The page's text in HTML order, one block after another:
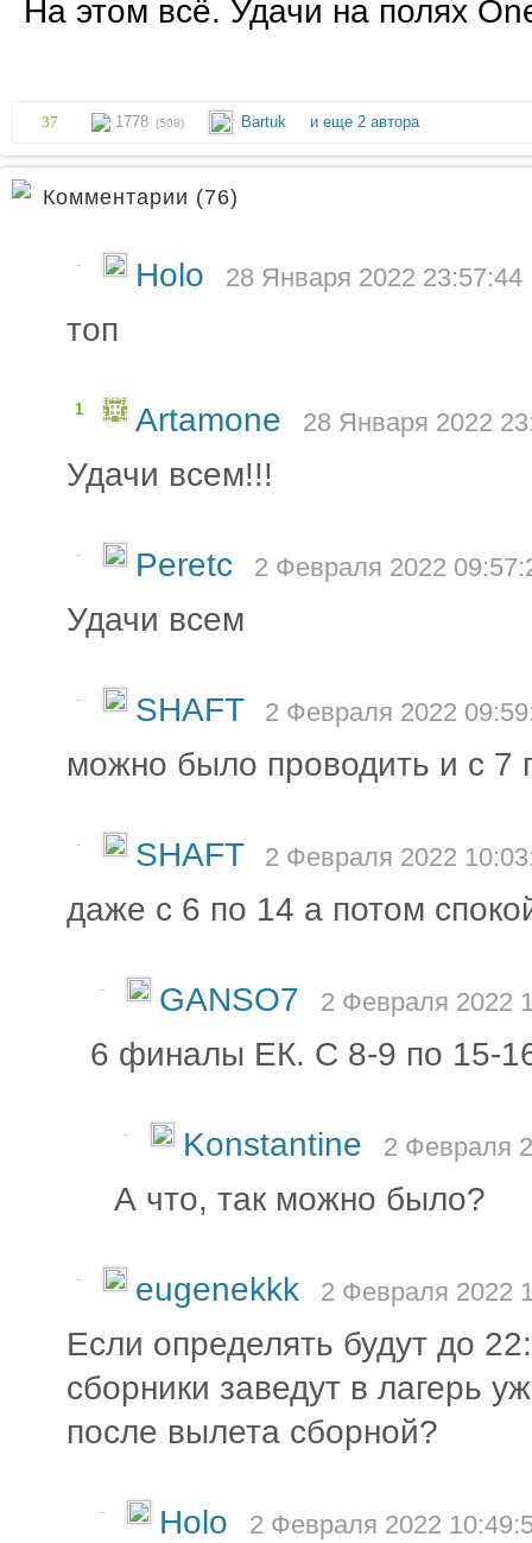
На этом всё. Удачи на полях
37 1778 (508) Bartuk и еще 2 автора
Комментарии (76)
- Holo 28 Января 2022 23:57:44
топ
1 Artamone 28 Января 2022
Удачи всем!!!
- Peretc 2 Февраля 2022
Удачи всем
- SHAFT 2 Февраля 2022
можно было проводить и с 7
- SHAFT 2 Февраля 2022
даже с 6 по 14 а потом
- GANSO7 2 Февраля 2022
6 финалы ЕК. С 8-9 по 15-
- Konstantine 2 Февраля
А что, так можно было?
- eugenekkk 2 Февраля 2022
Если определять будут до
сборники заведут в лагерь
после вылета сборной?
- Holo 2 Февраля 2022